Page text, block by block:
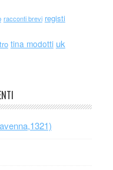
racconti brevi registi
tina modotti uk